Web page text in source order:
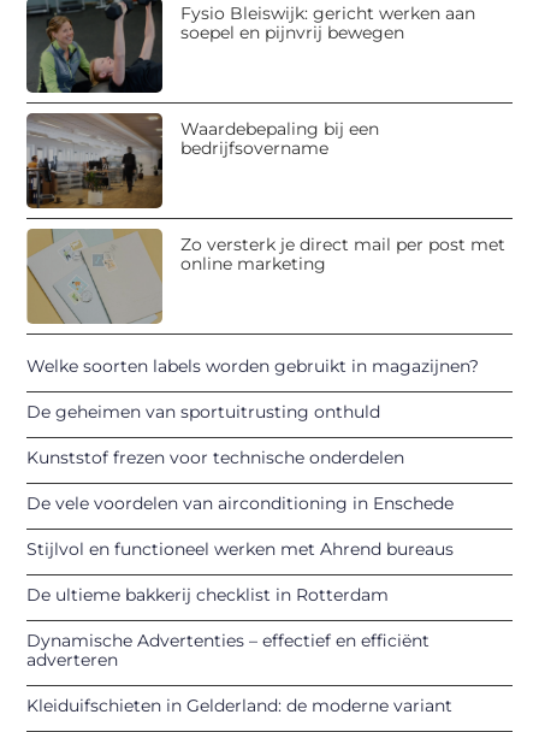
Fysio Bleiswijk: gericht werken aan
soepel en pijnvrij bewegen
Waardebepaling bij een
bedrijfsovername
Zo versterk je direct mail per post met
online marketing
Welke soorten labels worden gebruikt in magazijnen?
De geheimen van sportuitrusting onthuld
Kunststof frezen voor technische onderdelen
De vele voordelen van airconditioning in Enschede
Stijlvol en functioneel werken met Ahrend bureaus
De ultieme bakkerij checklist in Rotterdam
Dynamische Advertenties – effectief en efficiënt
adverteren
Kleiduifschieten in Gelderland: de moderne variant